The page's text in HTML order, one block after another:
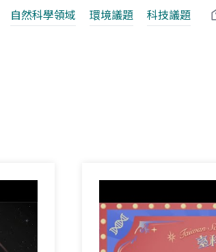
自然科學領域 環境議題 科技議題